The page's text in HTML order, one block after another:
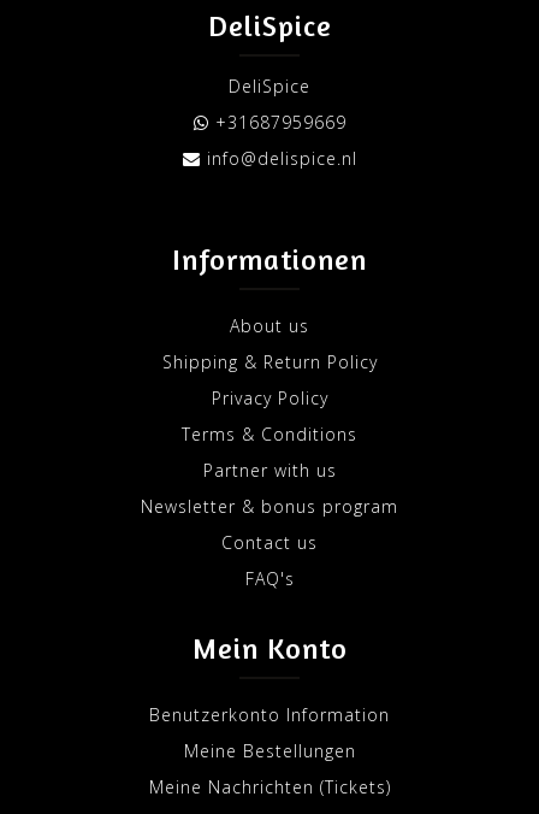
DeliSpice
DeliSpice
+31687959669
info@delispice.nl
Informationen
About us
Shipping & Return Policy
Privacy Policy
Terms & Conditions
Partner with us
Newsletter & bonus program
Contact us
FAQ's
Mein Konto
Benutzerkonto Information
Meine Bestellungen
Meine Nachrichten (Tickets)